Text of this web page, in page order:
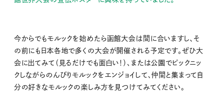
今からでもモルックを始めたら函館大会は間に合いますし、そ
の前にも日本各地で多くの大会が開催される予定です。ぜひ大
会に出てみて（見るだけでも面白い！）、または公園でピックニッ
クしながらのんびりモルックをエンジョイして、仲間と集まって自
分の好きなモルックの楽しみ方を見つけてみてください。